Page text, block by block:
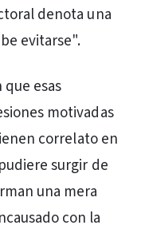
denota una
evitarse".
esas
motivadas
correlato en
surgir de
una mera
con la